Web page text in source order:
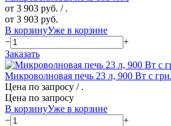
от 3 903 руб. / .
от 3 903 руб.
В корзинуУже в корзине
−
+
Заказать
Микроволновая печь 23 л, 900 Вт с
Цена по запросу / .
Цена по запросу
В корзинуУже в корзине
−
+